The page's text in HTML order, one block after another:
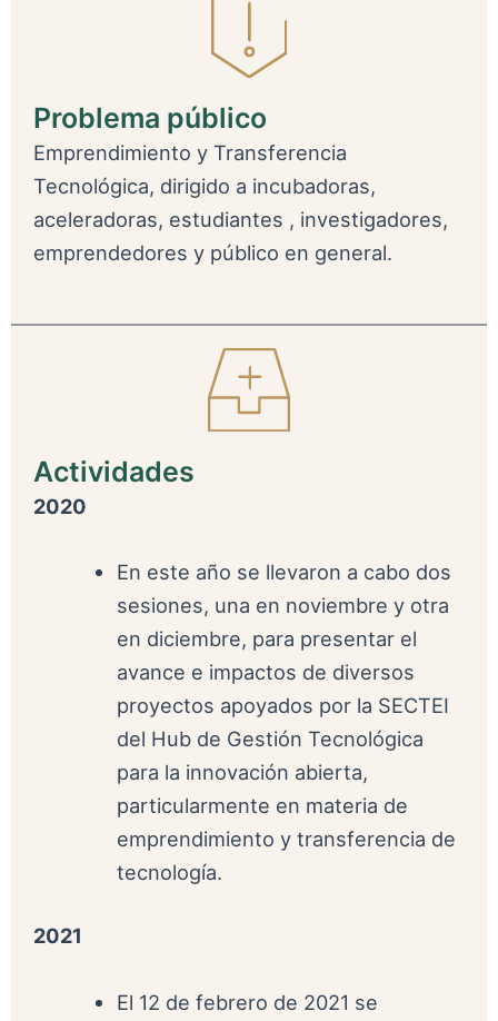
Problema público
Emprendimiento y Transferencia
Tecnológica, dirigido a incubadoras,
aceleradoras, estudiantes , investigadores,
emprendedores y público en general.
Actividades
2020
En este año se llevaron a cabo dos
sesiones, una en noviembre y otra
en diciembre, para presentar el
avance e impactos de diversos
proyectos apoyados por la SECTEI
del Hub de Gestión Tecnológica
para la innovación abierta,
particularmente en materia de
emprendimiento y transferencia de
tecnología.
2021
El 12 de febrero de 2021 se